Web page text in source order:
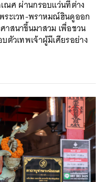
ณศ ผ่านกรอบแว่นที่ต่าง
ระเวท-พราหมณ์ฮินดูออก
สนาขึ้นมาสวม เพื่อชวน
ตัวเทพเจ้าผู้มีเศียรอย่าง